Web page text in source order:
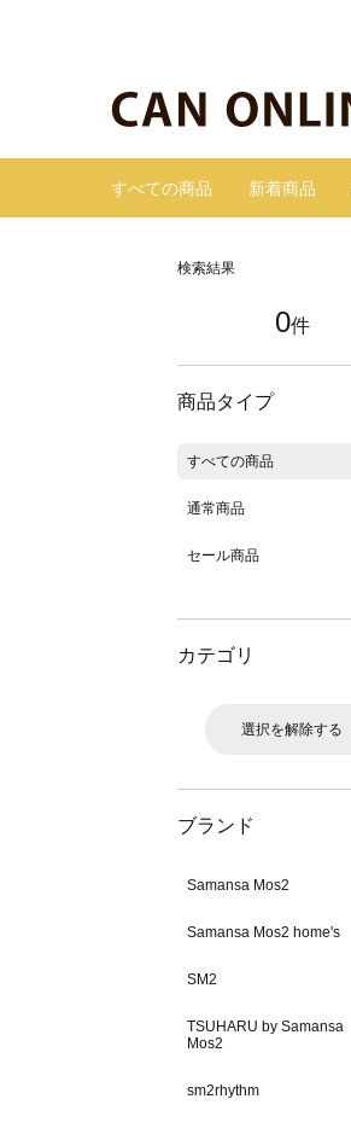
すべての商品 新着商品
検索結果
0件
商品タイプ
すべての商品
通常商品
セール商品
カテゴリ
選択を解除する
ブランド
Samansa Mos2
Samansa Mos2 home's
SM2
TSUHARU by Samansa
Mos2
sm2rhythm